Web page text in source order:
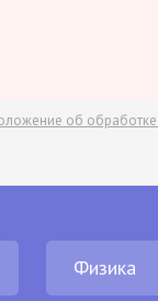
об
Физика